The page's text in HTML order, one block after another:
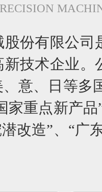
股份有限公司
技术企业。
意、日等多
家重点新产
改造”、“广